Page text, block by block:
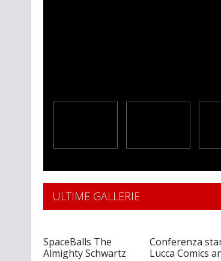
ULTIME GALLERIE
SpaceBalls The
Almighty Schwartz
Conferenza
Lucca Comics